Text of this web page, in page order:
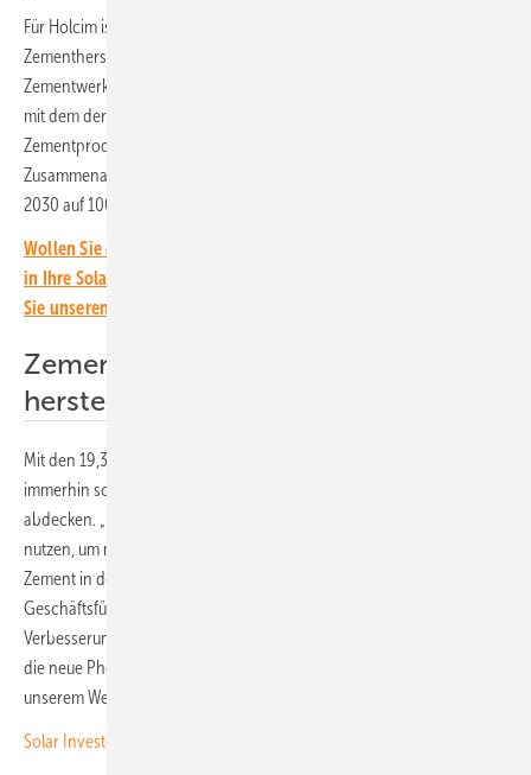
Für Holcim ist die Anlage ein Baustein hin zu einer klimafreundlicheren
Zementherstellung. Ziel ist es, zumindest den Energiebedarf des
Zementwerks in Mannersdorf am Leithagebirge zu dekarbonisieren,
mit dem der Zement hergestellt wird, auch wenn die
Zementproduktion weiterhin ohne CO2-Ausstoß kaum möglich ist. In
Zusammenarbeit mit Verbund will Holcim seine Energieversorgung bis
2030 auf 100 Prozent regenerative Quellen umstellen.
Wollen Sie die neuesten Entwicklungen rund um die Investition
in Ihre Solaranlagen immer im Blick behalten? Dann abonnieren
Sie unseren kostenlosen Investoren-Newsletter.
Zement ressourcenschonend
herstellen
Mit den 19,3 Gigawattstunden jedes Jahr kann das Unternehmen jetzt
immerhin schon rund 15 Prozent des Bedarfs mit Solarstrom
abdecken. „Unser Ziel ist, alle Möglichkeiten der Kreislaufwirtschaft zu
nutzen, um möglichst ressourcenschonend die Versorgung mit
Zement in der Region zu sichern“, erklärt Haimo Primas,
Geschäftsführer von Holcim Österreich. „Ergänzend zu laufenden
Verbesserungen unseres Energiemanagements ist die Investition in
die neue Photovoltaikanlage ein weiterer wichtiger Schritt auf
unserem Weg der grünen Transformation.“
Solar Investor‘s Guide #9: Innovationen in der Montagetechnik